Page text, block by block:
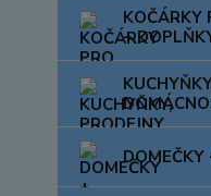
KOČÁRKY
+
DOMEČKY